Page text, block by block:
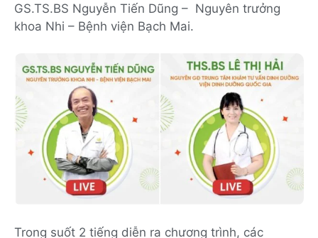
GS.TS.BS Nguyễn Tiến Dũng – Nguyên trưởng
khoa Nhi – Bệnh viện Bạch Mai.
Trong suốt 2 tiếng diễn ra chương trình, các